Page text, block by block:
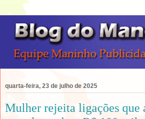
quarta-feira, 23 de julho de 2025
Mulher rejeita ligações que